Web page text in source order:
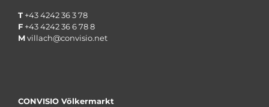
T +43 4242 36 3 78
F +43 4242 36 6 78 8
Mvillach@convisio.net
CONVISIO Völkermarkt